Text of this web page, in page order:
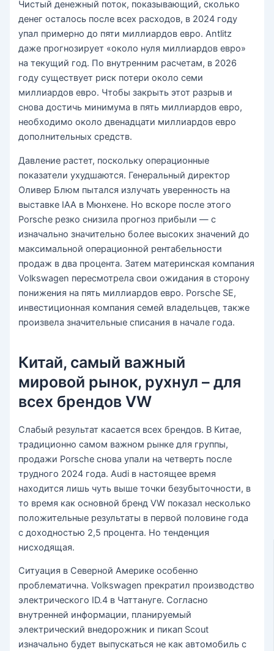
Чистый денежный поток, показывающий, сколько
денег осталось после всех расходов, в 2024 году
упал примерно до пяти миллиардов евро. Antlitz
даже прогнозирует «около нуля миллиардов евро»
на текущий год. По внутренним расчетам, в 2026
году существует риск потери около семи
миллиардов евро. Чтобы закрыть этот разрыв и
снова достичь минимума в пять миллиардов евро,
необходимо около двенадцати миллиардов евро
дополнительных средств.
Давление растет, поскольку операционные
показатели ухудшаются. Генеральный директор
Оливер Блюм пытался излучать уверенность на
выставке IAA в Мюнхене. Но вскоре после этого
Porsche резко снизила прогноз прибыли — с
изначально значительно более высоких значений до
максимальной операционной рентабельности
продаж в два процента. Затем материнская компания
Volkswagen пересмотрела свои ожидания в сторону
понижения на пять миллиардов евро. Porsche SE,
инвестиционная компания семей владельцев, также
произвела значительные списания в начале года.
Китай, самый важный
мировой рынок, рухнул – для
всех брендов VW
Слабый результат касается всех брендов. В Китае,
традиционно самом важном рынке для группы,
продажи Porsche снова упали на четверть после
трудного 2024 года. Audi в настоящее время
находится лишь чуть выше точки безубыточности, в
то время как основной бренд VW показал несколько
положительные результаты в первой половине года
с доходностью 2,5 процента. Но тенденция
нисходящая.
Ситуация в Северной Америке особенно
проблематична. Volkswagen прекратил производство
электрического ID.4 в Чаттануге. Согласно
внутренней информации, планируемый
электрический внедорожник и пикап Scout
изначально будет выпускаться не как автомобиль с